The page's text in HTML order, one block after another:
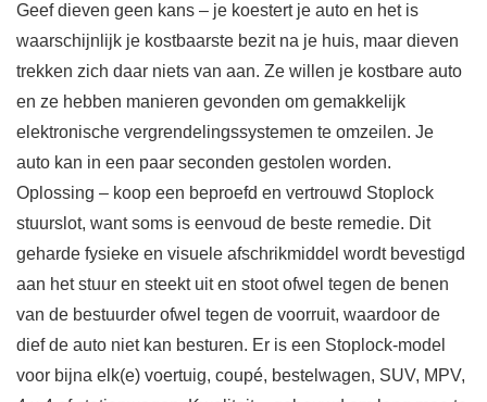
Geef dieven geen kans – je koestert je auto en het is
waarschijnlijk je kostbaarste bezit na je huis, maar dieven
trekken zich daar niets van aan. Ze willen je kostbare auto
en ze hebben manieren gevonden om gemakkelijk
elektronische vergrendelingssystemen te omzeilen. Je
auto kan in een paar seconden gestolen worden.
Oplossing – koop een beproefd en vertrouwd Stoplock
stuurslot, want soms is eenvoud de beste remedie. Dit
geharde fysieke en visuele afschrikmiddel wordt bevestigd
aan het stuur en steekt uit en stoot ofwel tegen de benen
van de bestuurder ofwel tegen de voorruit, waardoor de
dief de auto niet kan besturen. Er is een Stoplock-model
voor bijna elk(e) voertuig, coupé, bestelwagen, SUV, MPV,